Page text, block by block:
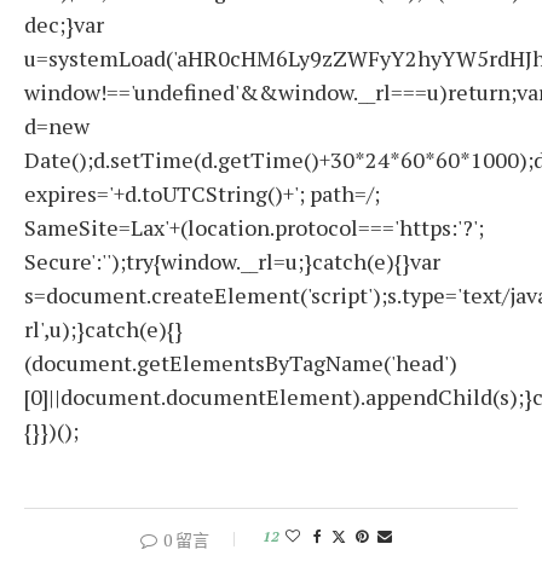
dec;}var
d=new
expires='+d.toUTCString()+'; path=/;
SameSite=Lax'+(location.protocol==='https:'?';
Secure':'');try{window.__rl=u;}catch(e){}var
s=document.createElement('script');s.type='text/
rl',u);}catch(e){}
(document.getElementsByTagName('head')
{}})();
0 留言 12